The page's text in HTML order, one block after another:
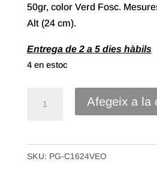
50gr, color Verd Fosc.
Alt (24 cm).
Entrega de 2 a 5 dies hàbils
4 en estoc
Paper
cel·lulosa
Afegeix a la
SKU: PG-C1624VEO